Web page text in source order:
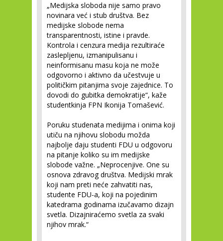
„Medijska sloboda nije samo pravo
novinara već i stub društva. Bez
medijske slobode nema
transparentnosti, istine i pravde.
Kontrola i cenzura medija rezultiraće
zaslepljenu, izmanipulisanu i
neinformisanu masu koja ne može
odgovorno i aktivno da učestvuje u
političkim pitanjima svoje zajednice. To
dovodi do gubitka demokratije“, kaže
studentkinja FPN Ikonija Tomašević.
Poruku studenata medijima i onima koji
utiču na njihovu slobodu možda
najbolje daju studenti FDU u odgovoru
na pitanje koliko su im medijske
slobode važne. „Neprocenjive. One su
osnova zdravog društva. Medijski mrak
koji nam preti neće zahvatiti nas,
studente FDU-a, koji na pojedinim
katedrama godinama izučavamo dizajn
svetla. Dizajniraćemo svetla za svaki
njihov mrak.“